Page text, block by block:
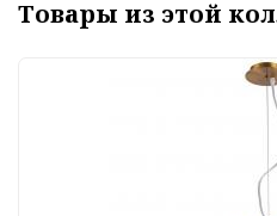
Товары из этой